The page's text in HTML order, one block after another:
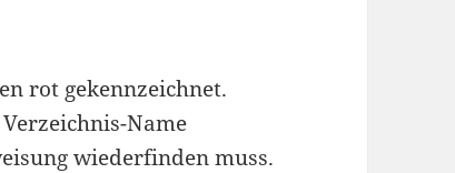
rot gekennzeichnet.
Name
wiederfinden muss.